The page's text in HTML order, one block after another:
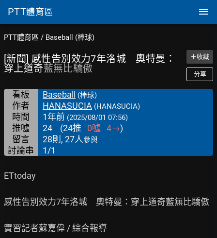
PTT體育區
PTT體育區 / Baseball (棒球)
[新聞] 感性告別效力7年洛城 奧特曼：
穿上道奇藍無比驕傲
＋收藏
分享
看板 Baseball (棒球)
作者 HANASUCIA (HANASUCIA)
時間 1年前 (2025/08/01 07:56)
推噓 24 (24推 0噓 4→)
留言
28則, 27人參與
討論串 1/1
ETtoday
感性告別效力7年洛城　奧特曼：穿上道奇藍無比驕傲
實習記者蘇嘉偉 / 綜合報導